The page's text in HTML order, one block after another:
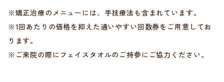
※矯正治療のメニューには、手技療法も含まれています。
※1回あたりの価格を抑えた通いやすい回数券をご用意してお
ります。
※ご来院の際にフェイスタオルのご持参にご協力ください。